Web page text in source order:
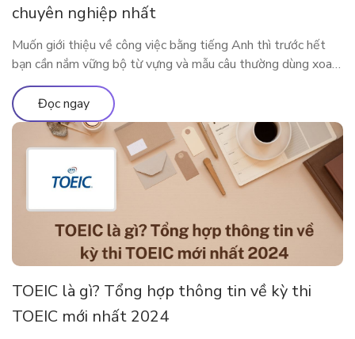
chuyên nghiệp nhất
Muốn giới thiệu về công việc bằng tiếng Anh thì trước hết
bạn cần nắm vững bộ từ vựng và mẫu câu thường dùng xoay
quanh công việc của mình. Bài viết dưới đây sẽ cung cấp cho
bạn những từ vựng, mẫu câu xoay quanh chủ đề công việc để
bạn có thể nói […]
Đọc ngay
TOEIC là gì? Tổng hợp thông tin về kỳ thi
TOEIC mới nhất 2024